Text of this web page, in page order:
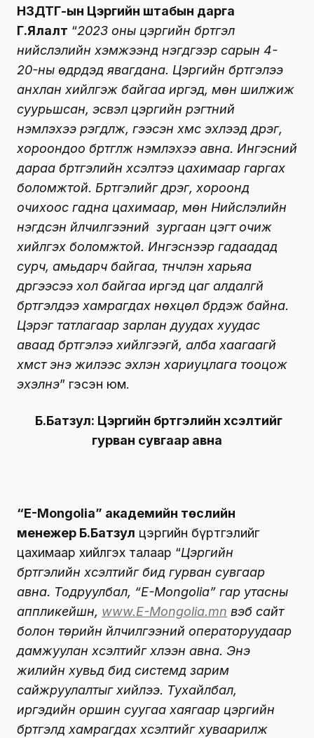
НЗДТГ-ын Цэргийн штабын дарга
Г.Ялалт “2023 оны цэргийн бүртгэл
нийслэлийн хэмжээнд нэгдүгээр сарын 4-
20-ны өдрүүдэд явагдана. Цэргийн бүртгэлээ
анхлан хийлгэж байгаа иргэд, мөн шилжиж
суурьшсан, эсвэл цэргийн үүрэгтний
үнэмлэхээ үрэгдүүлж, гээсэн хүмүүс эхлээд дүүрэг,
хороондоо бүртгүүлж үнэмлэхээ авна. Ингэсний
дараа бүртгэлийн хүсэлтээ цахимаар гаргах
боломжтой. Бүртгэлийг дүүрэг, хороонд
очихоос гадна цахимаар, мөн Нийслэлийн
нэгдсэн үйлчилгээний зургаан цэгт очиж
хийлгэх боломжтой. Ингэснээр гадаадад
сурч, амьдарч байгаа, түүнчлэн харьяа
дүүргээсээ хол байгаа иргэд цаг алдалгүй
бүртгэлдээ хамрагдах нөхцөл бүрдэж байна.
Цэрэг татлагаар зарлан дуудах хуудас
аваад бүртгэлээ хийлгээгүй, алба хаагаагүй
хүмүүст энэ жилээс эхлэн хариуцлага тооцож
эхэлнэ” гэсэн юм.
Б.Батзул: Цэргийн бүртгэлийн хүсэлтийг
гурван сувгаар авна
“E-Mongolia” академийн төслийн
менежер Б.Батзул цэргийн бүртгэлийг
цахимаар хийлгэх талаар “Цэргийн
бүртгэлийн хүсэлтийг бид гурван сувгаар
авна. Тодруулбал, “E-Mongolia” гар утасны
аппликейшн, www.E-Mongolia.mn вэб сайт
болон төрийн үйлчилгээний операторуудаар
дамжуулан хүсэлтийг хүлээн авна. Энэ
жилийн хувьд бид системд зарим
сайжруулалтыг хийлээ. Тухайлбал,
иргэдийн оршин суугаа хаягаар цэргийн
бүртгэлд хамрагдах хүсэлтийг хуваарилж